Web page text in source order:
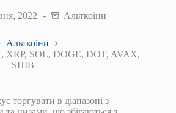
2022 Альткоіни
Альткоіни
SOL, DOGE, DOT, AVAX,
SHIB
торгувати в діапазоні з